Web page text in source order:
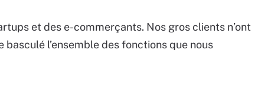
et des e-commerçants. Nos gros clients n’ont
basculé l’ensemble des fonctions que nous